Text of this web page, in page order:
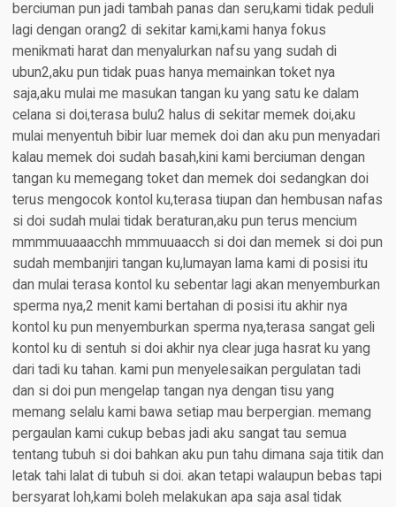
berciuman pun jadi tambah panas dan seru,kami tidak peduli
lagi dengan orang2 di sekitar kami,kami hanya fokus
menikmati harat dan menyalurkan nafsu yang sudah di
ubun2,aku pun tidak puas hanya memainkan toket nya
saja,aku mulai me masukan tangan ku yang satu ke dalam
celana si doi,terasa bulu2 halus di sekitar memek doi,aku
mulai menyentuh bibir luar memek doi dan aku pun menyadari
kalau memek doi sudah basah,kini kami berciuman dengan
tangan ku memegang toket dan memek doi sedangkan doi
terus mengocok kontol ku,terasa tiupan dan hembusan nafas
si doi sudah mulai tidak beraturan,aku pun terus mencium
mmmmuuaaacchh mmmuuaacch si doi dan memek si doi pun
sudah membanjiri tangan ku,lumayan lama kami di posisi itu
dan mulai terasa kontol ku sebentar lagi akan menyemburkan
sperma nya,2 menit kami bertahan di posisi itu akhir nya
kontol ku pun menyemburkan sperma nya,terasa sangat geli
kontol ku di sentuh si doi akhir nya clear juga hasrat ku yang
dari tadi ku tahan. kami pun menyelesaikan pergulatan tadi
dan si doi pun mengelap tangan nya dengan tisu yang
memang selalu kami bawa setiap mau berpergian. memang
pergaulan kami cukup bebas jadi aku sangat tau semua
tentang tubuh si doi bahkan aku pun tahu dimana saja titik dan
letak tahi lalat di tubuh si doi. akan tetapi walaupun bebas tapi
bersyarat loh,kami boleh melakukan apa saja asal tidak